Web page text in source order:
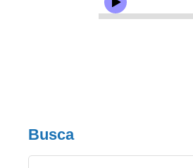
Busca